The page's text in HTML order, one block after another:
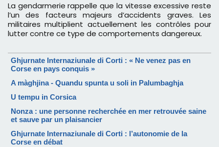
La gendarmerie rappelle que la vitesse excessive reste
l’un des facteurs majeurs d’accidents graves. Les
militaires multiplient actuellement les contrôles pour
lutter contre ce type de comportements dangereux.
Ghjurnate Internaziunale di Corti : « Ne venez pas en
Corse en pays conquis »
A màghjina - Quandu spunta u soli in Palumbaghja
U tempu in Corsica
Nonza : une personne recherchée en mer retrouvée saine
et sauve par un plaisancier
Ghjurnate Internaziunale di Corti : l’autonomie de la
Corse en débat